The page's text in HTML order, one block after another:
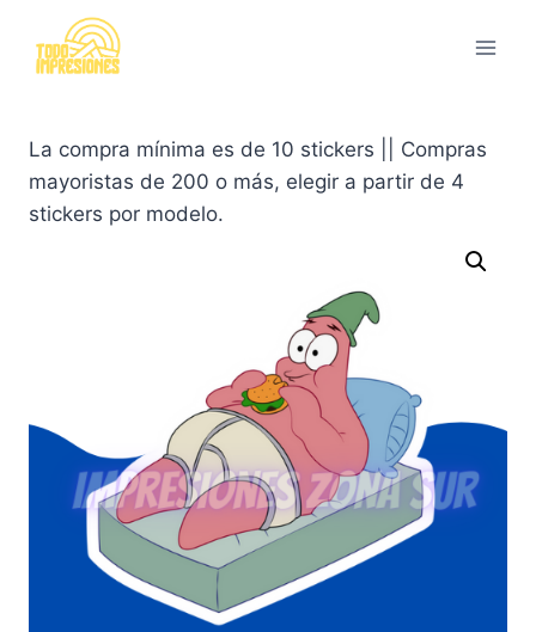
contenido
La compra mínima es de 10 stickers || Compras
mayoristas de 200 o más, elegir a partir de 4
stickers por modelo.